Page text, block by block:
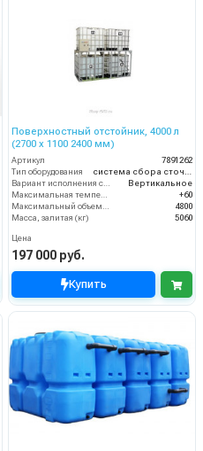
Поверхностный отстойник, 4000 л
(2700 х 1100 2400 мм)
Артикул
7891262
Тип оборудования
система сбора сточных вод
Вариант исполнения сооружения
Вертикальное
Максимальная температура жидкости (°C)
+60
Максимальный объем (л)
4800
Масса, залитая (кг)
5060
Цена
197 000 руб.
Купить